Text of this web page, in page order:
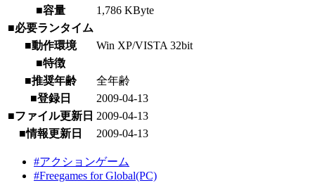
■容量
1,786 KByte
■必要ランタイム
■動作環境
Win XP/VISTA 32bit
■特徴
■推奨年齢
全年齢
■登録日
2009-04-13
■ファイル更新日 2009-04-13
■情報更新日
2009-04-13
#アクションゲーム
#Freegames for Global(PC)